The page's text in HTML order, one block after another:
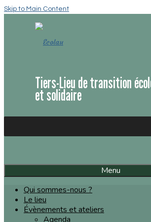
Skip to Main Content
Tiers-Lieu de transition
et solidaire
Menu
Qui sommes-nous ?
Le lieu
Évènements et ateliers
Agenda